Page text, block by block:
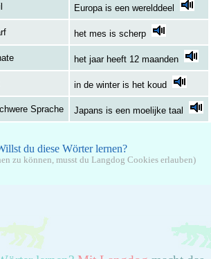
Europa is een werelddeel
het mes is scherp
het jaar heeft 12 maanden
in de winter is het koud
Sprache Japans is een moelijke taal
du diese Wörter lernen?
zu können, musst du Langdog Cookies erlauben)